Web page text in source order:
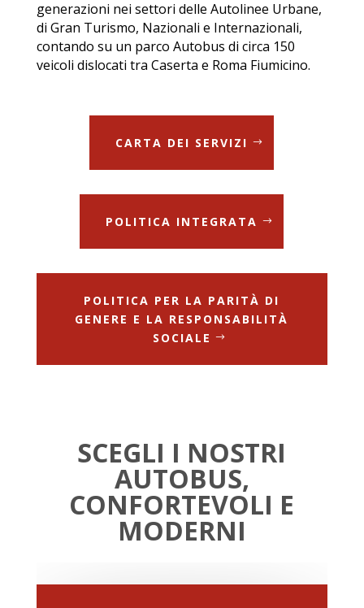
generazioni nei settori delle Autolinee Urbane,
di Gran Turismo, Nazionali e Internazionali,
contando su un parco Autobus di circa 150
veicoli dislocati tra Caserta e Roma Fiumicino.
CARTA DEI SERVIZI
POLITICA INTEGRATA
POLITICA PER LA PARITÀ DI
GENERE E LA RESPONSABILITÀ
SOCIALE
SCEGLI I NOSTRI
AUTOBUS,
CONFORTEVOLI E
MODERNI